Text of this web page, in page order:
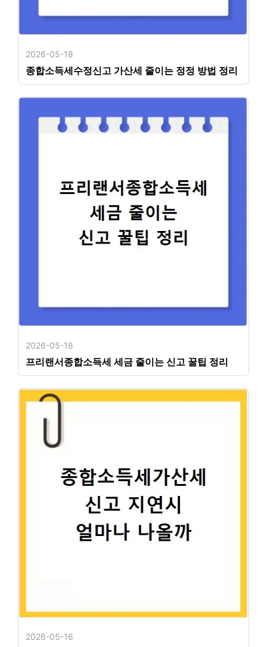
2026-05-18
종합소득세수정신고 가산세 줄이는 정정 방법 정리
2026-05-18
프리랜서종합소득세 세금 줄이는 신고 꿀팁 정리
2026-05-16